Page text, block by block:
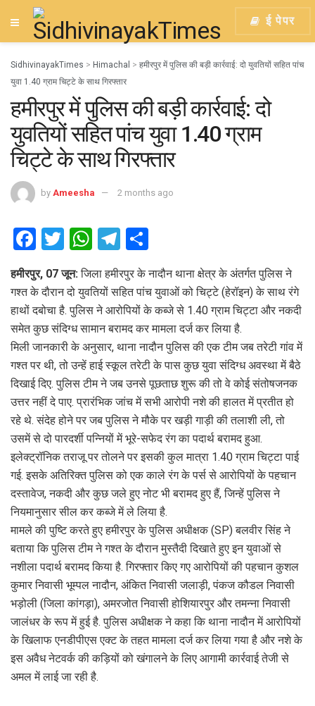
ई पेपर
SidhivinayakTimes > Himachal > हमीरपुर में पुलिस की बड़ी कार्रवाई: दो युवतियों सहित पांच
युवा 1.40 ग्राम चिट्टे के साथ गिरफ्तार
हमीरपुर में पुलिस की बड़ी कार्रवाई: दो
युवतियों सहित पांच युवा 1.40 ग्राम
चिट्टे के साथ गिरफ्तार
by Ameesha 2 months ago
F
ce
b
o
o
k
T
wi
tt
er
W
at
s
A
p
p
T
e
gr
a
m
ar
e
हमीरपुर, 07 जून: जिला हमीरपुर के नादौन थाना क्षेत्र के अंतर्गत पुलिस ने
गश्त के दौरान दो युवतियों सहित पांच युवाओं को चिट्टे (हेरॉइन) के साथ रंगे
हाथों दबोचा है. पुलिस ने आरोपियों के कब्जे से 1.40 ग्राम चिट्टा और नकदी
समेत कुछ संदिग्ध सामान बरामद कर मामला दर्ज कर लिया है.
मिली जानकारी के अनुसार, थाना नादौन पुलिस की एक टीम जब तरेटी गांव में
गश्त पर थी, तो उन्हें हाई स्कूल तरेटी के पास कुछ युवा संदिग्ध अवस्था में बैठे
दिखाई दिए. पुलिस टीम ने जब उनसे पूछताछ शुरू की तो वे कोई संतोषजनक
उत्तर नहीं दे पाए. प्रारंभिक जांच में सभी आरोपी नशे की हालत में प्रतीत हो
रहे थे. संदेह होने पर जब पुलिस ने मौके पर खड़ी गाड़ी की तलाशी ली, तो
उसमें से दो पारदर्शी पन्नियों में भूरे-सफेद रंग का पदार्थ बरामद हुआ.
इलेक्ट्रॉनिक तराजू पर तोलने पर इसकी कुल मात्रा 1.40 ग्राम चिट्टा पाई
गई. इसके अतिरिक्त पुलिस को एक काले रंग के पर्स से आरोपियों के पहचान
दस्तावेज, नकदी और कुछ जले हुए नोट भी बरामद हुए हैं, जिन्हें पुलिस ने
नियमानुसार सील कर कब्जे में ले लिया है.
मामले की पुष्टि करते हुए हमीरपुर के पुलिस अधीक्षक (SP) बलवीर सिंह ने
बताया कि पुलिस टीम ने गश्त के दौरान मुस्तैदी दिखाते हुए इन युवाओं से
नशीला पदार्थ बरामद किया है. गिरफ्तार किए गए आरोपियों की पहचान कुशल
कुमार निवासी भूम्पल नादौन, अंकित निवासी जलाड़ी, पंकज कौडल निवासी
भड़ोली (जिला कांगड़ा), अमरजोत निवासी होशियारपुर और तमन्ना निवासी
जालंधर के रूप में हुई है. पुलिस अधीक्षक ने कहा कि थाना नादौन में आरोपियों
के खिलाफ एनडीपीएस एक्ट के तहत मामला दर्ज कर लिया गया है और नशे के
इस अवैध नेटवर्क की कड़ियों को खंगालने के लिए आगामी कार्रवाई तेजी से
अमल में लाई जा रही है.